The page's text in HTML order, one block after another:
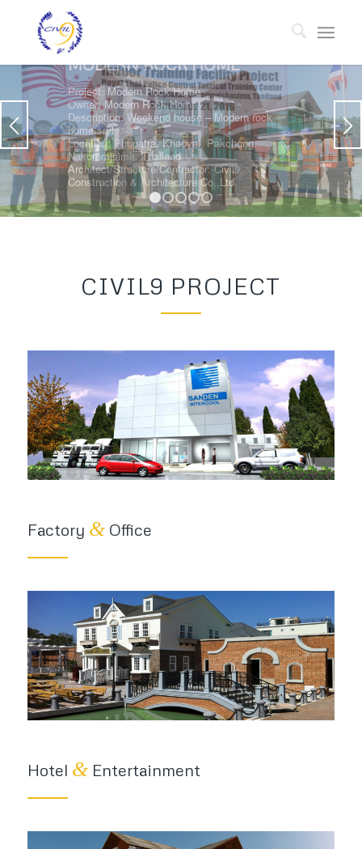
1 2 3 4 5
CIVIL9 PROJECT
Factory &Office
Hotel &Entertainment